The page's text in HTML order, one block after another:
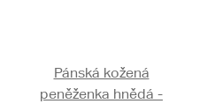
Pánská kožená
peněženka hnědá -